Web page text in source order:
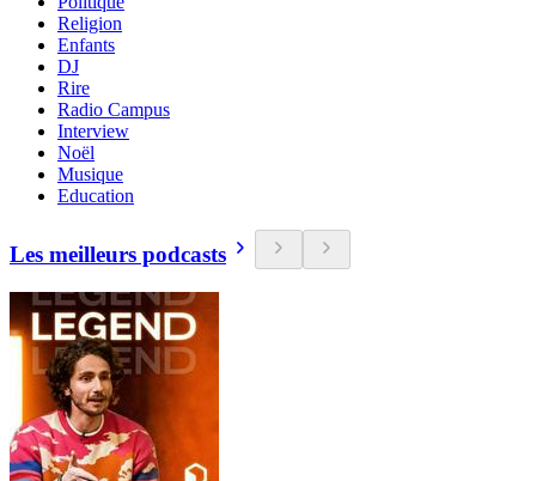
Religion
Enfants
DJ
Rire
Radio Campus
Interview
Noël
Musique
Education
Les meilleurs podcasts